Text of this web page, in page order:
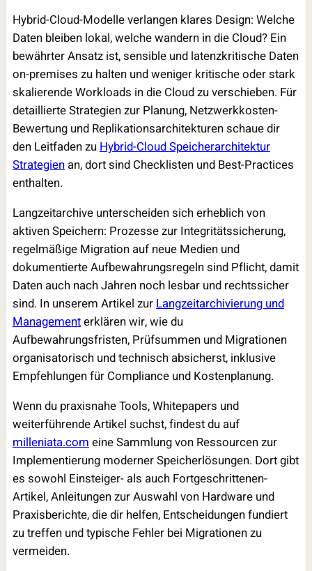
Hybrid-Cloud-Modelle verlangen klares Design: Welche
Daten bleiben lokal, welche wandern in die Cloud? Ein
bewährter Ansatz ist, sensible und latenzkritische Daten
on-premises zu halten und weniger kritische oder stark
skalierende Workloads in die Cloud zu verschieben. Für
detaillierte Strategien zur Planung, Netzwerkkosten-
Bewertung und Replikationsarchitekturen schaue dir
den Leitfaden zu Hybrid-Cloud Speicherarchitektur
Strategienan, dort sind Checklisten und Best-Practices
enthalten.
Langzeitarchive unterscheiden sich erheblich von
aktiven Speichern: Prozesse zur Integritätssicherung,
regelmäßige Migration auf neue Medien und
dokumentierte Aufbewahrungsregeln sind Pflicht, damit
Daten auch nach Jahren noch lesbar und rechtssicher
sind. In unserem Artikel zur Langzeitarchivierung und
Managementerklären wir, wie du
Aufbewahrungsfristen, Prüfsummen und Migrationen
organisatorisch und technisch absicherst, inklusive
Empfehlungen für Compliance und Kostenplanung.
Wenn du praxisnahe Tools, Whitepapers und
weiterführende Artikel suchst, findest du auf
milleniata.com eine Sammlung von Ressourcen zur
Implementierung moderner Speicherlösungen. Dort gibt
es sowohl Einsteiger- als auch Fortgeschrittenen-
Artikel, Anleitungen zur Auswahl von Hardware und
Praxisberichte, die dir helfen, Entscheidungen fundiert
zu treffen und typische Fehler bei Migrationen zu
vermeiden.